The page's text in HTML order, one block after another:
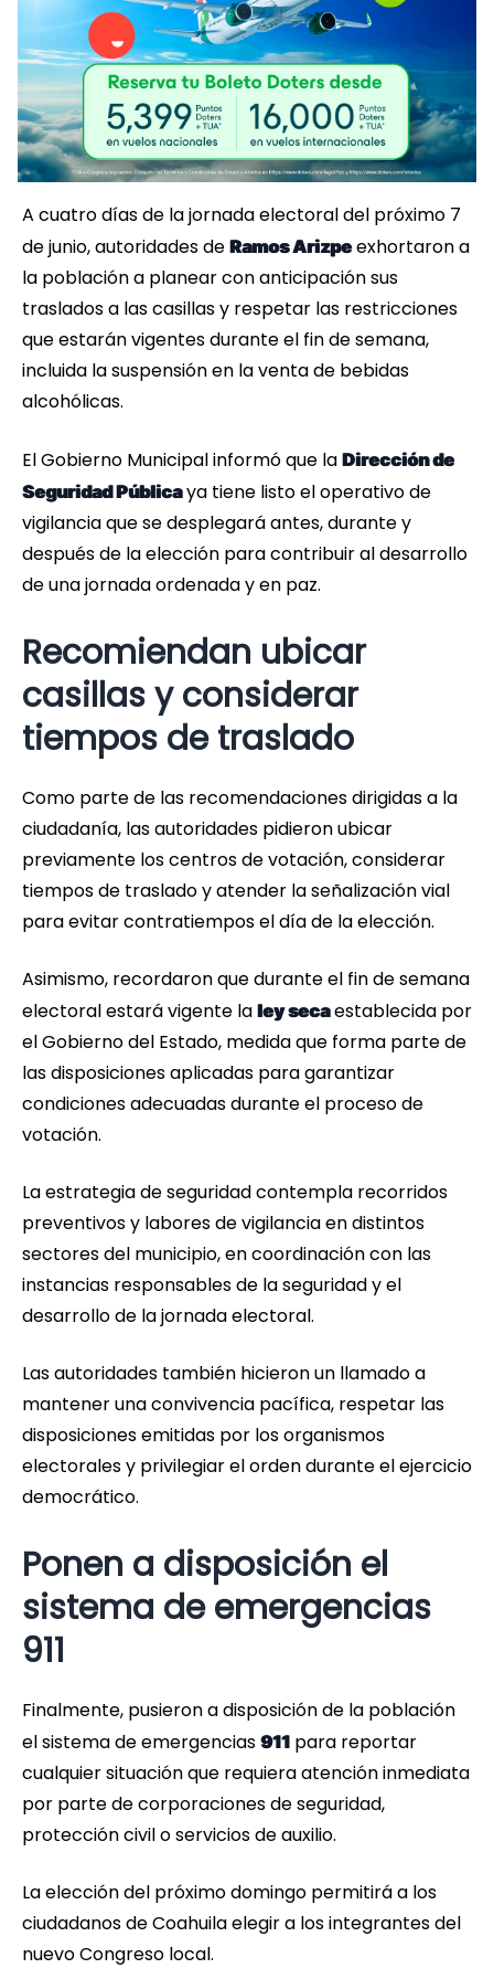
A cuatro días de la jornada electoral del próximo 7
de junio, autoridades de Ramos Arizpeexhortaron a
la población a planear con anticipación sus
traslados a las casillas y respetar las restricciones
que estarán vigentes durante el fin de semana,
incluida la suspensión en la venta de bebidas
alcohólicas.
El Gobierno Municipal informó que la Dirección de
Seguridad Públicaya tiene listo el operativo de
vigilancia que se desplegará antes, durante y
después de la elección para contribuir al desarrollo
de una jornada ordenada y en paz.
Recomiendan ubicar
casillas y considerar
tiempos de traslado
Como parte de las recomendaciones dirigidas a la
ciudadanía, las autoridades pidieron ubicar
previamente los centros de votación, considerar
tiempos de traslado y atender la señalización vial
para evitar contratiempos el día de la elección.
Asimismo, recordaron que durante el fin de semana
electoral estará vigente la ley secaestablecida por
el Gobierno del Estado, medida que forma parte de
las disposiciones aplicadas para garantizar
condiciones adecuadas durante el proceso de
votación.
La estrategia de seguridad contempla recorridos
preventivos y labores de vigilancia en distintos
sectores del municipio, en coordinación con las
instancias responsables de la seguridad y el
desarrollo de la jornada electoral.
Las autoridades también hicieron un llamado a
mantener una convivencia pacífica, respetar las
disposiciones emitidas por los organismos
electorales y privilegiar el orden durante el ejercicio
democrático.
Ponen a disposición el
sistema de emergencias
911
Finalmente, pusieron a disposición de la población
el sistema de emergencias 911 para reportar
cualquier situación que requiera atención inmediata
por parte de corporaciones de seguridad,
protección civil o servicios de auxilio.
La elección del próximo domingo permitirá a los
ciudadanos de Coahuila elegir a los integrantes del
nuevo Congreso local.